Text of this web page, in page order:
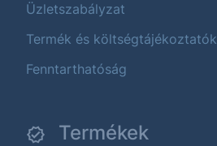
Üzletszabályzat
Termék és költségtájékoztatók
Fenntarthatóság
Termékek